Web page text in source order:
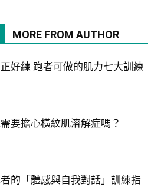
MORE FROM AUTHOR
好練 跑者可做的肌力七大訓練
要擔心橫紋肌溶解症嗎？
的「體感與自我對話」訓練指